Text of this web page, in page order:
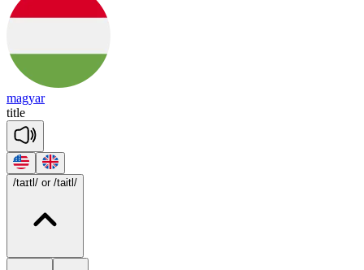
magyar
title
/taɪtl/ or /taitl/